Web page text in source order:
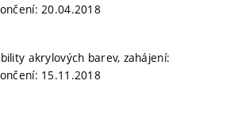
20.04.2018
akrylových barev, zahájení:
15.11.2018